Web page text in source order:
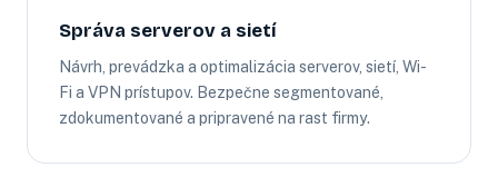
Správa serverov a sietí
Návrh, prevádzka a optimalizácia serverov, sietí, Wi-
Fi a VPN prístupov. Bezpečne segmentované,
zdokumentované a pripravené na rast firmy.